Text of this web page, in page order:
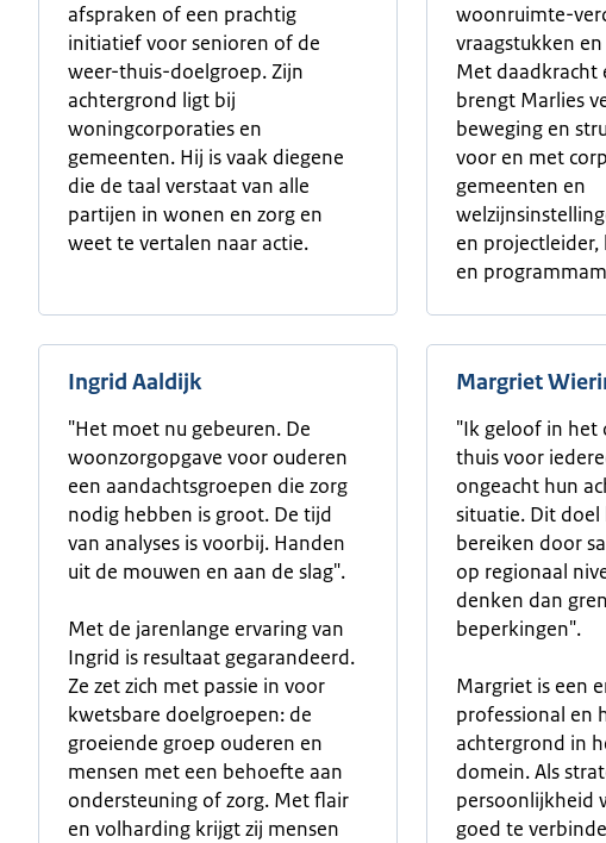
afspraken of een prachtig
initiatief voor senioren of de
weer-thuis-doelgroep. Zijn
achtergrond ligt bij
woningcorporaties en
gemeenten. Hij is vaak diegene
die de taal verstaat van alle
partijen in wonen en zorg en
weet te vertalen naar actie.
woonruimte-
vraagstukken
Met daadkracht
brengt Marlies
beweging en
voor en met
gemeenten en
en
en
Ingrid Aaldijk
"Het moet nu gebeuren. De
woonzorgopgave voor ouderen
een aandachtsgroepen die zorg
nodig hebben is groot. De tijd
van analyses is voorbij. Handen
uit de mouwen en aan de slag".
Met de jarenlange ervaring van
Ingrid is resultaat gegarandeerd.
Ze zet zich met passie in voor
kwetsbare doelgroepen: de
groeiende groep ouderen en
mensen met een behoefte aan
ondersteuning of zorg. Met flair
en volharding krijgt zij mensen
Margriet
"Ik geloof in het
thuis voor
ongeacht hun
situatie. Dit doel
bereiken door
op regionaal
denken dan
beperkingen".
Margriet is een
professional en
achtergrond in
domein. Als
persoonlijkheid
goed te